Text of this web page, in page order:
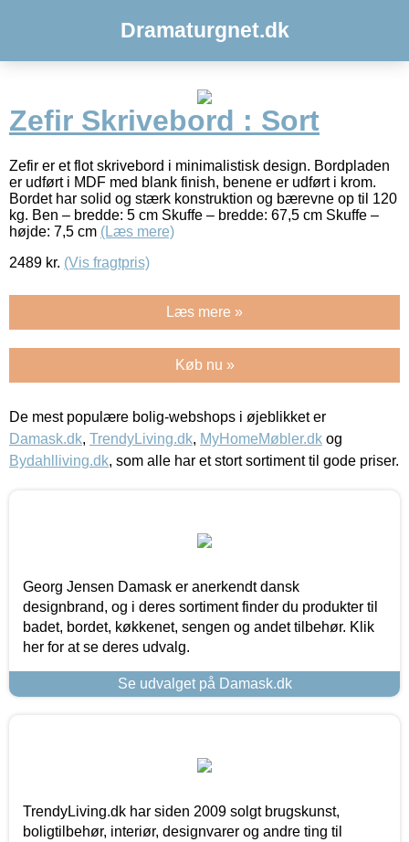
Dramaturgnet.dk
Zefir Skrivebord : Sort
Zefir er et flot skrivebord i minimalistisk design. Bordpladen
er udført i MDF med blank finish, benene er udført i krom.
Bordet har solid og stærk konstruktion og bærevne op til 120
kg. Ben – bredde: 5 cm Skuffe – bredde: 67,5 cm Skuffe –
højde: 7,5 cm (Læs mere)
2489 kr. (Vis fragtpris)
Læs mere »
Køb nu »
De mest populære bolig-webshops i øjeblikket er
Damask.dk, TrendyLiving.dk, MyHomeMøbler.dk og
Bydahlliving.dk, som alle har et stort sortiment til gode priser.
Georg Jensen Damask er anerkendt dansk
designbrand, og i deres sortiment finder du produkter til
badet, bordet, køkkenet, sengen og andet tilbehør. Klik
her for at se deres udvalg.
Se udvalget på Damask.dk
TrendyLiving.dk har siden 2009 solgt brugskunst,
boligtilbehør, interiør, designvarer og andre ting til